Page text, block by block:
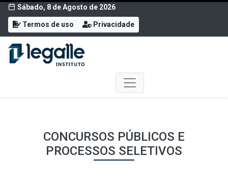
Sábado, 8 de Agosto de 2026
Termos de uso Privacidade
CONCURSOS PÚBLICOS E
PROCESSOS SELETIVOS